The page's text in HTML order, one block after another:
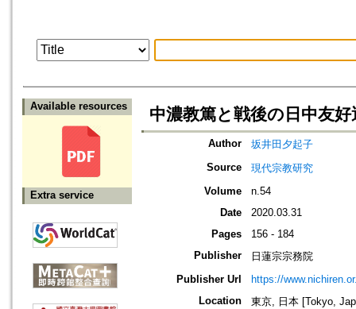
Available resources
Extra service
中濃教篤と戦後の日中友
Author
坂井田夕起子
Source
現代宗教研究
Volume
n.54
Date
2020.03.31
Pages
156 - 184
Publisher
日蓮宗宗務院
Publisher Url
https://
Location
東京, 日本 [Tokyo,